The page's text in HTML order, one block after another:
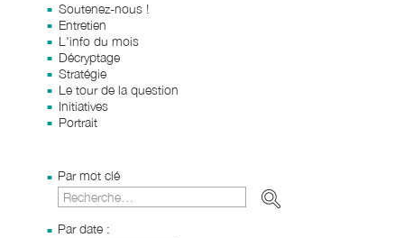
Soutenez-nous !
Entretien
L'info du mois
Décryptage
Stratégie
Le tour de la question
Initiatives
Portrait
Par mot clé
Par date :